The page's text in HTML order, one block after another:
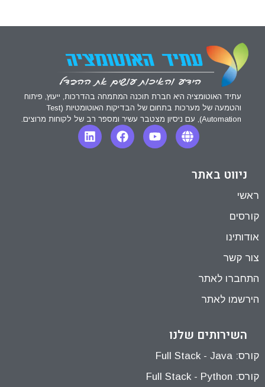
עתיד האוטומציה היא חברת תוכנה המתמחה בהדרכות, ייעוץ, פיתוח
והטמעה של מערכות בתחום של הבדיקות האוטומטיות (Test
Automation), עם ניסיון מצטבר עשיר ומספר רב של לקוחות מרוצים.
ניווט באתר
ראשי
קורסים
אודותינו
צור קשר
התחברו לאתר
הירשמו לאתר
השירותים שלנו
קורס: Full Stack - Java
קורס: Full Stack - Python